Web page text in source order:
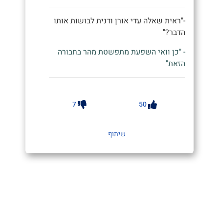
-"ראית שאלה עדי אורן ודנית לבושות אותו
הדבר?"
- "כן וואי השפעת מתפשטת מהר בחבורה
הזאת"
50
7
שיתוף